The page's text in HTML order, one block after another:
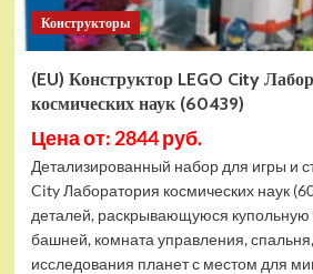
Конструкторы
(EU) Конструктор LEGO City
космических наук (60439)
Цена от: 2844 руб.
Детализированный набор для игры и
City Лаборатория космических наук
деталей, раскрывающуюся купольную
башней, комната управления,
исследования планет с местом для